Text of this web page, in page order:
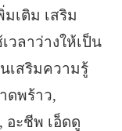
มเติม เสริม
วลาว่างให้เป็น
เสริมความรู้
ดพร้าว,
อะชีพ เอ็ดดู